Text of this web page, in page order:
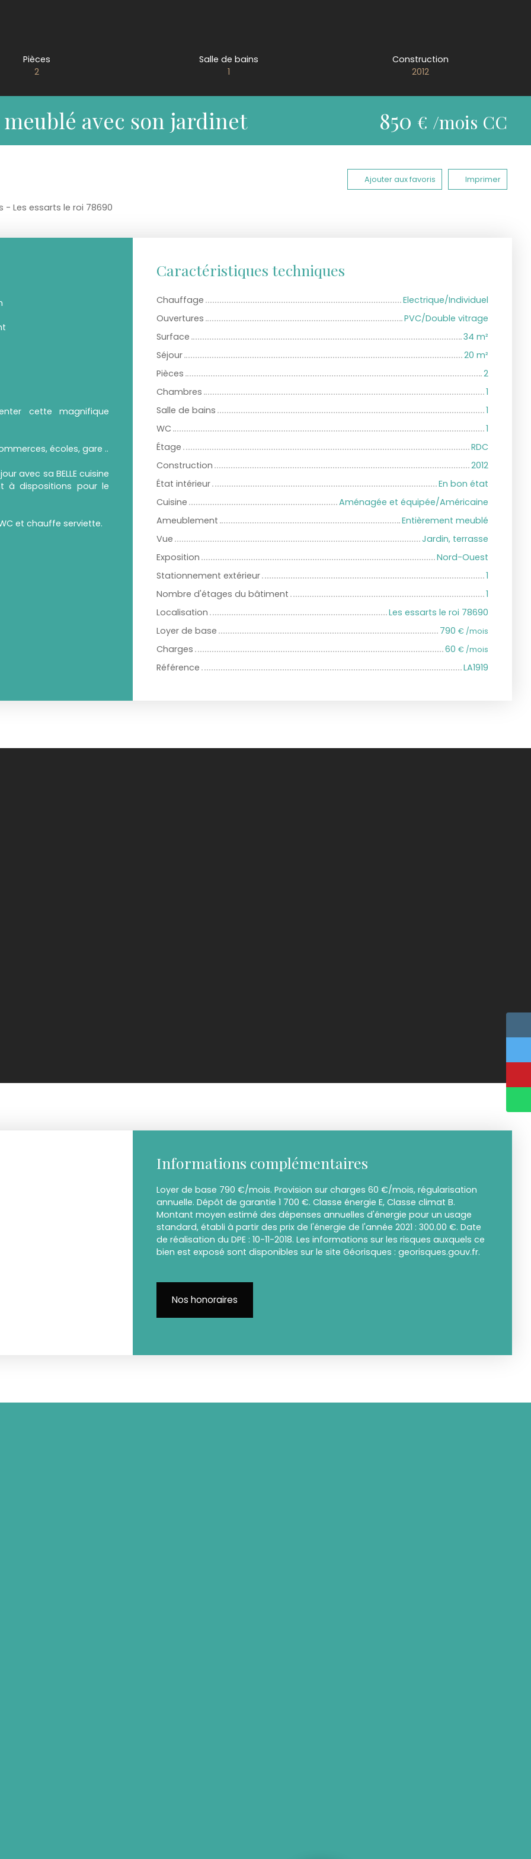
Pièces
2
Salle de bains
1
Construction
2012
avec son jardinet 850 € /mois CC
Ajouter aux favoris Imprimer
Les essarts le roi 78690
cette magnifique
écoles, gare ..
avec sa BELLE cuisine
à dispositions pour le
et chauffe serviette.
Caractéristiques techniques
Chauffage
Electrique/Individuel
Ouvertures
PVC/Double vitrage
Surface
34 m²
Séjour
20 m²
Pièces
2
Chambres
1
Salle de bains
1
WC
1
Étage
RDC
Construction
2012
État intérieur
En bon état
Cuisine
Aménagée et équipée/Américaine
Ameublement
Entièrement meublé
Vue
Jardin, terrasse
Exposition
Nord-Ouest
Stationnement extérieur
1
Nombre d'étages du bâtiment
1
Localisation
Les essarts le roi 78690
Loyer de base
790 € /mois
Charges 60 € /mois
Référence LA1919
Informations complémentaires
Loyer de base 790 €/mois. Provision sur charges 60 €/mois, régularisation
annuelle. Dépôt de garantie 1 700 €. Classe énergie E, Classe climat B.
Montant moyen estimé des dépenses annuelles d'énergie pour un usage
standard, établi à partir des prix de l'énergie de l'année 2021 : 300.00 €. Date
de réalisation du DPE : 10-11-2018. Les informations sur les risques auxquels ce
bien est exposé sont disponibles sur le site Géorisques : georisques.gouv.fr.
Nos honoraires